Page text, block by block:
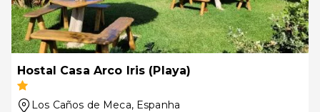
Hostal Casa Arco Iris (Playa)
Los Caños de Meca, Espanha